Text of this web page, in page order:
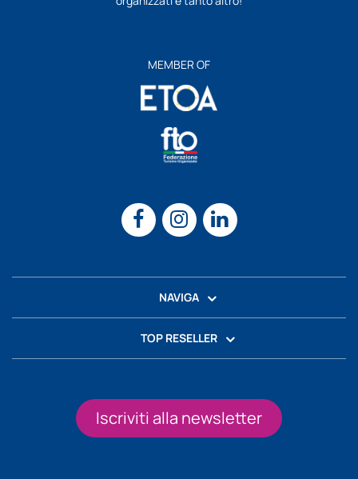
MEMBER OF
NAVIGA
TOP RESELLER
Iscriviti alla newsletter